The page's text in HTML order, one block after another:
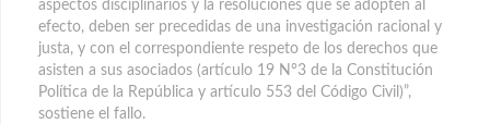
aspectos disciplinarios y la resoluciones que se adopten al
efecto, deben ser precedidas de una investigación racional y
justa, y con el correspondiente respeto de los derechos que
asisten a sus asociados (artículo 19 N°3 de la Constitución
Política de la República y artículo 553 del Código Civil)”,
sostiene el fallo.